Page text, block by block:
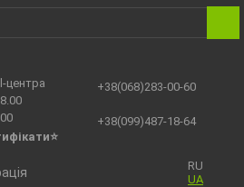
центра
+38(068)283-00-60
+38(099)487-18-64
RU
UA